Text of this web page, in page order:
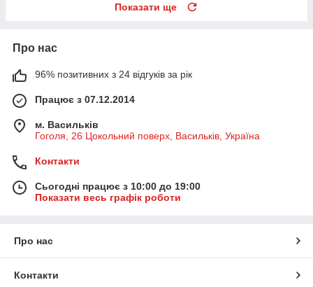
Показати ще
Про нас
96% позитивних з 24 відгуків за рік
Працює з 07.12.2014
м. Васильків
Гоголя, 26 Цокольний поверх, Васильків, Україна
Контакти
Сьогодні працює з 10:00 до 19:00
Показати весь графік роботи
Про нас
Контакти